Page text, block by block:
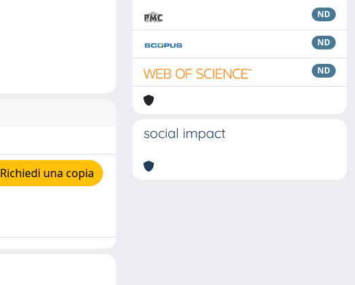
Richiedi una copia
ND
ND
ND
social impact